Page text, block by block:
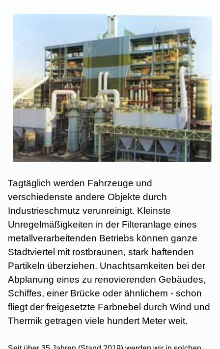
Tagtäglich werden Fahrzeuge und
verschiedenste andere Objekte durch
Industrieschmutz verunreinigt. Kleinste
Unregelmäßigkeiten in der Filteranlage eines
metallverarbeitenden Betriebs können ganze
Stadtviertel mit rostbraunen, stark haftenden
Partikeln überziehen. Unachtsamkeiten bei der
Abplanung eines zu renovierenden Gebäudes,
Schiffes, einer Brücke oder ähnlichem - schon
fliegt der freigesetzte Farbnebel durch Wind und
Thermik getragen viele hundert Meter weit.